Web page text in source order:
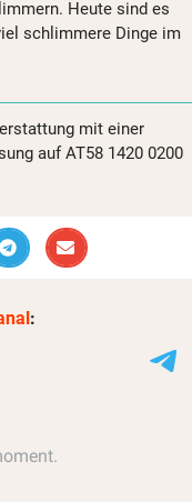
Heute sind es
schlimmere Dinge im
mit einer
auf AT58 1420 0200
: